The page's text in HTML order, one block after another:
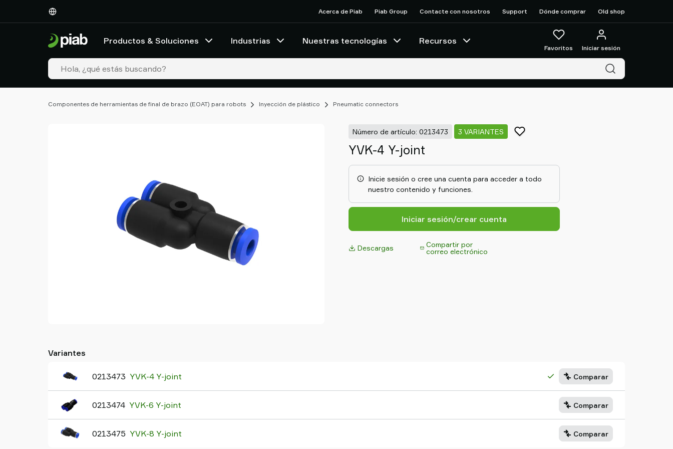
Acerca de Piab Piab Group Contacte con nosotros Support Dónde comprar Old shop
Productos & Soluciones Industrias Nuestras tecnologías Recursos
Favoritos Iniciar sesión
Componentes de herramientas de final de brazo (EOAT) para robots Inyección de plástico Pneumatic connectors
Número de artículo: 0213473 3 VARIANTES
YVK-4 Y-joint
Inicie sesión o cree una cuenta para acceder a todo
nuestro contenido y funciones.
Iniciar sesión/crear cuenta
Descargas
Compartir por
correo electrónico
Variantes
0213473 YVK-4 Y-joint Comparar
0213474 YVK-6 Y-joint Comparar
0213475 YVK-8 Y-joint Comparar
Productos
Industrias
Recursos